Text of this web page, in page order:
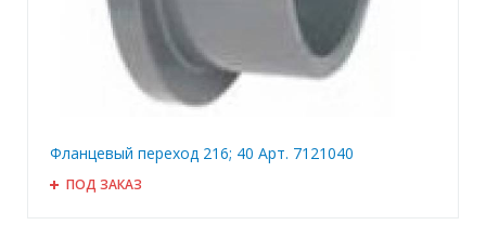
Фланцевый переход 216; 40 Арт. 7121040
ПОД ЗАКАЗ